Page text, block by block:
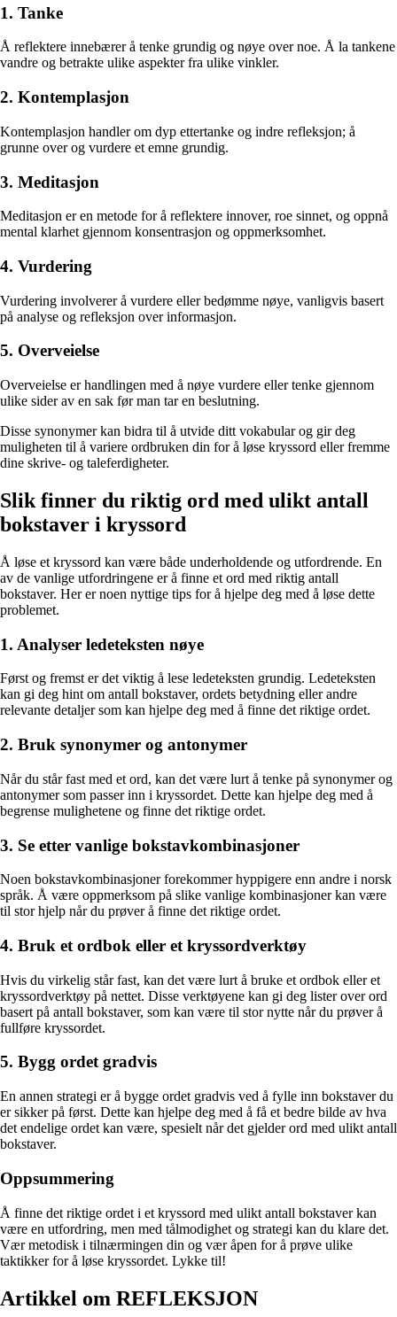
1. Tanke
Å reflektere innebærer å tenke grundig og nøye over noe. Å la tankene
vandre og betrakte ulike aspekter fra ulike vinkler.
2. Kontemplasjon
Kontemplasjon handler om dyp ettertanke og indre refleksjon; å
grunne over og vurdere et emne grundig.
3. Meditasjon
Meditasjon er en metode for å reflektere innover, roe sinnet, og oppnå
mental klarhet gjennom konsentrasjon og oppmerksomhet.
4. Vurdering
Vurdering involverer å vurdere eller bedømme nøye, vanligvis basert
på analyse og refleksjon over informasjon.
5. Overveielse
Overveielse er handlingen med å nøye vurdere eller tenke gjennom
ulike sider av en sak før man tar en beslutning.
Disse synonymer kan bidra til å utvide ditt vokabular og gir deg
muligheten til å variere ordbruken din for å løse kryssord eller fremme
dine skrive- og taleferdigheter.
Slik finner du riktig ord med ulikt antall
bokstaver i kryssord
Å løse et kryssord kan være både underholdende og utfordrende. En
av de vanlige utfordringene er å finne et ord med riktig antall
bokstaver. Her er noen nyttige tips for å hjelpe deg med å løse dette
problemet.
1. Analyser ledeteksten nøye
Først og fremst er det viktig å lese ledeteksten grundig. Ledeteksten
kan gi deg hint om antall bokstaver, ordets betydning eller andre
relevante detaljer som kan hjelpe deg med å finne det riktige ordet.
2. Bruk synonymer og antonymer
Når du står fast med et ord, kan det være lurt å tenke på synonymer og
antonymer som passer inn i kryssordet. Dette kan hjelpe deg med å
begrense mulighetene og finne det riktige ordet.
3. Se etter vanlige bokstavkombinasjoner
Noen bokstavkombinasjoner forekommer hyppigere enn andre i norsk
språk. Å være oppmerksom på slike vanlige kombinasjoner kan være
til stor hjelp når du prøver å finne det riktige ordet.
4. Bruk et ordbok eller et kryssordverktøy
Hvis du virkelig står fast, kan det være lurt å bruke et ordbok eller et
kryssordverktøy på nettet. Disse verktøyene kan gi deg lister over ord
basert på antall bokstaver, som kan være til stor nytte når du prøver å
fullføre kryssordet.
5. Bygg ordet gradvis
En annen strategi er å bygge ordet gradvis ved å fylle inn bokstaver du
er sikker på først. Dette kan hjelpe deg med å få et bedre bilde av hva
det endelige ordet kan være, spesielt når det gjelder ord med ulikt antall
bokstaver.
Oppsummering
Å finne det riktige ordet i et kryssord med ulikt antall bokstaver kan
være en utfordring, men med tålmodighet og strategi kan du klare det.
Vær metodisk i tilnærmingen din og vær åpen for å prøve ulike
taktikker for å løse kryssordet. Lykke til!
Artikkel om REFLEKSJON